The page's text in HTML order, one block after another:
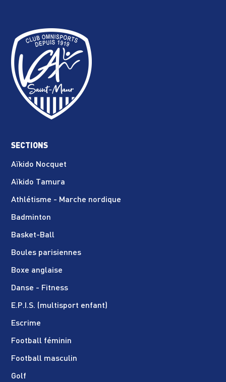
SECTIONS
Aïkido Nocquet
Aïkido Tamura
Athlétisme - Marche nordique
Badminton
Basket-Ball
Boules parisiennes
Boxe anglaise
Danse - Fitness
E.P.I.S. (multisport enfant)
Escrime
Football féminin
Football masculin
Golf